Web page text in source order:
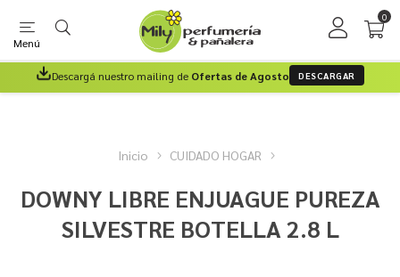
Menú
0
Descargá nuestro mailing de Ofertas de Agosto DESCARGAR
Inicio CUIDADO HOGAR
DOWNY LIBRE ENJUAGUE PUREZA
SILVESTRE BOTELLA 2.8 L